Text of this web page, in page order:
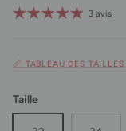
3 avis
📏 TABLEAU DES TAILLES
Taille